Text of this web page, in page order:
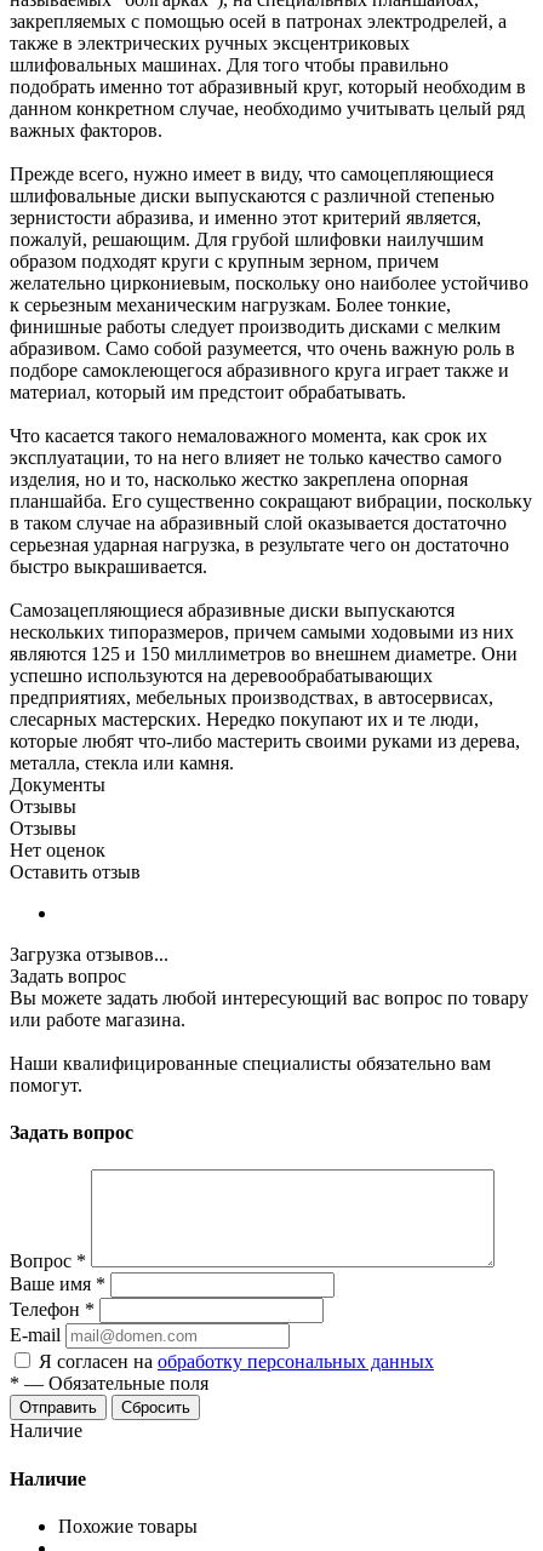
закрепляемых с помощью осей в патронах электродрелей, а
также в электрических ручных эксцентриковых
шлифовальных машинах. Для того чтобы правильно
подобрать именно тот абразивный круг, который необходим в
данном конкретном случае, необходимо учитывать целый ряд
важных факторов.
Прежде всего, нужно имеет в виду, что самоцепляющиеся
шлифовальные диски выпускаются с различной степенью
зернистости абразива, и именно этот критерий является,
пожалуй, решающим. Для грубой шлифовки наилучшим
образом подходят круги с крупным зерном, причем
желательно циркониевым, поскольку оно наиболее устойчиво
к серьезным механическим нагрузкам. Более тонкие,
финишные работы следует производить дисками с мелким
абразивом. Само собой разумеется, что очень важную роль в
подборе самоклеющегося абразивного круга играет также и
материал, который им предстоит обрабатывать.
Что касается такого немаловажного момента, как срок их
эксплуатации, то на него влияет не только качество самого
изделия, но и то, насколько жестко закреплена опорная
планшайба. Его существенно сокращают вибрации, поскольку
в таком случае на абразивный слой оказывается достаточно
серьезная ударная нагрузка, в результате чего он достаточно
быстро выкрашивается.
Самозацепляющиеся абразивные диски выпускаются
нескольких типоразмеров, причем самыми ходовыми из них
являются 125 и 150 миллиметров во внешнем диаметре. Они
успешно используются на деревообрабатывающих
предприятиях, мебельных производствах, в автосервисах,
слесарных мастерских. Нередко покупают их и те люди,
которые любят что-либо мастерить своими руками из дерева,
металла, стекла или камня.
Документы
Отзывы
Отзывы
Нет оценок
Оставить отзыв
Загрузка отзывов...
Задать вопрос
Вы можете задать любой интересующий вас вопрос по товару
или работе магазина.
Наши квалифицированные специалисты обязательно вам
помогут.
Задать вопрос
Вопрос *
Ваше имя *
Телефон *
E-mail
Я согласен на обработку персональных данных
* — Обязательные поля
Сбросить
Наличие
Наличие
Похожие товары